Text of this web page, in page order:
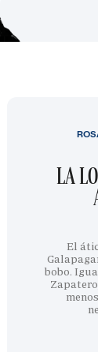
LA
El
bobo.